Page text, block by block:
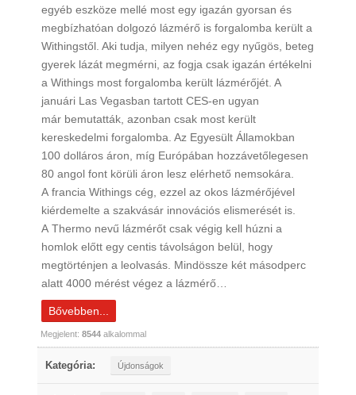
egyéb eszköze mellé most egy igazán gyorsan és
megbízhatóan dolgozó lázmérő is forgalomba került a
Withingstől. Aki tudja, milyen nehéz egy nyűgös, beteg
gyerek lázát megmérni, az fogja csak igazán értékelni
a Withings most forgalomba került lázmérőjét. A
januári Las Vegasban tartott CES-en ugyan
már bemutatták, azonban csak most került
kereskedelmi forgalomba. Az Egyesült Államokban
100 dolláros áron, míg Európában hozzávetőlegesen
80 angol font körüli áron lesz elérhető nemsokára.
A francia Withings cég, ezzel az okos lázmérőjével
kiérdemelte a szakvásár innovációs elismerését is.
A Thermo nevű lázmérőt csak végig kell húzni a
homlok előtt egy centis távolságon belül, hogy
megtörténjen a leolvasás. Mindössze két másodperc
alatt 4000 mérést végez a lázmérő…
Bővebben...
Megjelent: 8544alkalommal
Kategória: Újdonságok